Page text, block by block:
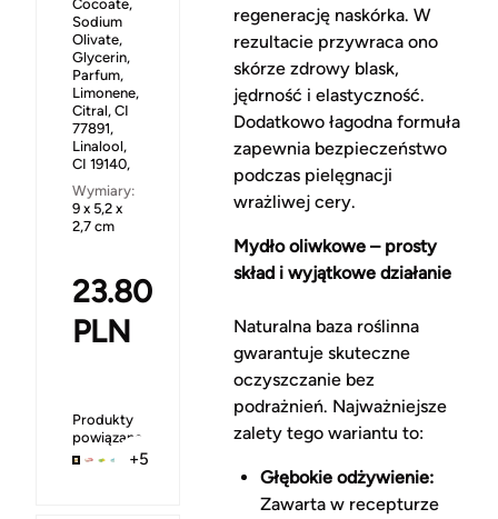
Cocoate,
Sodium
Olivate,
Glycerin,
Parfum,
Limonene,
Citral, CI
77891,
Linalool,
CI 19140,
Wymiary:
9 x 5,2 x
2,7 cm
23.80
PLN
Produkty
powiązane
+5
regenerację naskórka. W
rezultacie przywraca ono
skórze zdrowy blask,
jędrność i elastyczność.
Dodatkowo łagodna formuła
zapewnia bezpieczeństwo
podczas pielęgnacji
wrażliwej cery.
Mydło oliwkowe – prosty
skład i wyjątkowe działanie
Naturalna baza roślinna
gwarantuje skuteczne
oczyszczanie bez
podrażnień. Najważniejsze
zalety tego wariantu to:
Głębokie odżywienie:
Zawarta w recepturze